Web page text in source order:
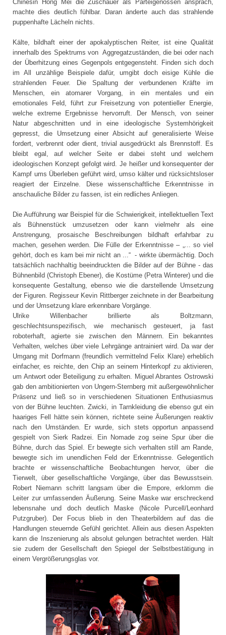
Chinesin Hong Mei die Zuschauer als Parteigenossen ansprach,
machte dies deutlich fühlbar. Daran änderte auch das strahlende
puppenhafte Lächeln nichts.
Kälte, bildhaft einer der apokalyptischen Reiter, ist eine Qualität
innerhalb des Spektrums von Aggregatzuständen, die bei oder nach
der Überhitzung eines Gegenpols entgegensteht. Finden sich doch
im All unzählige Beispiele dafür, umgibt doch eisige Kühle die
strahlenden Feuer. Die Spaltung der verbundenen Kräfte im
Menschen, ein atomarer Vorgang, in ein mentales und ein
emotionales Feld, führt zur Freisetzung von potentieller Energie,
welche extreme Ergebnisse hervorruft. Der Mensch, von seiner
Natur abgeschnitten und in eine ideologische Systemhörigkeit
gepresst, die Umsetzung einer Absicht auf generalisierte Weise
fordert, verbrennt oder dient, trivial ausgedrückt als Brennstoff. Es
bleibt egal, auf welcher Seite er dabei steht und welchem
ideologischen Konzept gefolgt wird. Je heißer und konsequenter der
Kampf ums Überleben geführt wird, umso kälter und rücksichtsloser
reagiert der Einzelne. Diese wissenschaftliche Erkenntnisse in
anschauliche Bilder zu fassen, ist ein redliches Anliegen.
Die Aufführung war Beispiel für die Schwierigkeit, intellektuellen Text
als Bühnenstück umzusetzen oder kann vielmehr als eine
Anstrengung, prosaische Beschreibungen bildhaft erfahrbar zu
machen, gesehen werden. Die Fülle der Erkenntnisse – „... so viel
gehört, doch es kam bei mir nicht an ...“ - wirkte übermächtig. Doch
tatsächlich nachhaltig beeindruckten die Bilder auf der Bühne - das
Bühnenbild (Christoph Ebener), die Kostüme (Petra Winterer) und die
konsequente Gestaltung, ebenso wie die darstellende Umsetzung
der Figuren. Regisseur Kevin Rittberger zeichnete in der Bearbeitung
und der Umsetzung klare erkennbare Vorgänge.
Ulrike Willenbacher brillierte als Boltzmann,
geschlechtsunspezifisch, wie mechanisch gesteuert, ja fast
roboterhaft, agierte sie zwischen den Männern. Ein bekanntes
Verhalten, welches über viele Lehrgänge antrainiert wird. Da war der
Umgang mit Dorfmann (freundlich vermittelnd Felix Klare) erheblich
einfacher, es reichte, den Chip an seinem Hinterkopf zu aktivieren,
um Antwort oder Beteiligung zu erhalten. Miguel Abrantes Ostrowski
gab den ambitionierten von Ungern-Sternberg mit außergewöhnlicher
Präsenz und ließ so in verschiedenen Situationen Enthusiasmus
von der Bühne leuchten. Zwicki, in Tarnkleidung die ebenso gut ein
haariges Fell hätte sein können, richtete seine Äußerungen reaktiv
nach den Umständen. Er wurde, sich stets opportun anpassend
gespielt von Sierk Radzei. Ein Nomade zog seine Spur über die
Bühne, durch das Spiel. Er bewegte sich verhalten still am Rande,
bewegte sich im unendlichen Feld der Erkenntnisse. Gelegentlich
brachte er wissenschaftliche Beobachtungen hervor, über die
Tierwelt, über gesellschaftliche Vorgänge, über das Bewusstsein.
Robert Niemann schritt langsam über die Empore, erklomm die
Leiter zur umfassenden Äußerung. Seine Maske war erschreckend
lebensnahe und doch deutlich Maske (Nicole Purcell/Leonhard
Putzgruber). Der Focus blieb in den Theaterbildern auf das die
Handlungen steuernde Gefühl gerichtet. Allein aus diesen Aspekten
kann die Inszenierung als absolut gelungen betrachtet werden. Hält
sie zudem der Gesellschaft den Spiegel der Selbstbestätigung in
einem Vergrößerungsglas vor.